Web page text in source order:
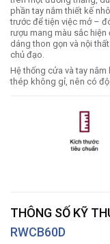
phần tay nắm thiết kế
trước để tiện việc mở –
rượu mang màu sắc hiện
dáng thon gọn và nội
chủ đạo.
Hệ thống cửa và tay nắm
thép không gỉ, nên có độ
THÔNG SỐ KỸ
RWCB60D